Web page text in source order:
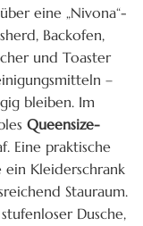
eine „Nivona“-
Backofen,
und Toaster
–
bleiben. Im
Queensize-
Eine praktische
Kleiderschrank
Stauraum.
Dusche,